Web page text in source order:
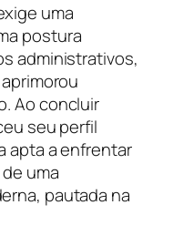
uma
postura
administrativos,
Ao concluir
seu perfil
apta a enfrentar
uma
pautada na